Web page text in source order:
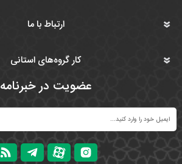
ارتباط با ما
کار گروه‌های استانی
عضویت در خبرنامه